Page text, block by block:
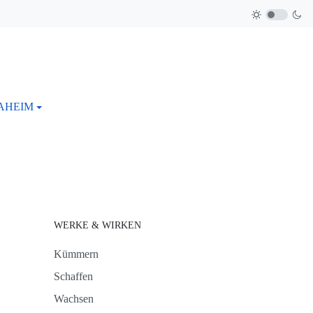
WERKE & WIRKEN
Kümmern
Schaffen
Wachsen